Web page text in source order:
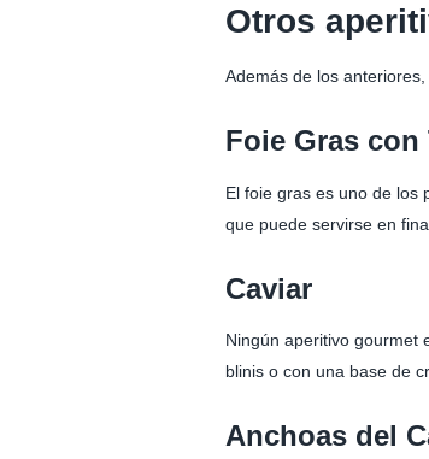
Otros
Además de los
Foie Gras con
El foie gras es uno de los
que puede servirse en
Caviar
Ningún aperitivo gourmet
blinis o con una base de
Anchoas del